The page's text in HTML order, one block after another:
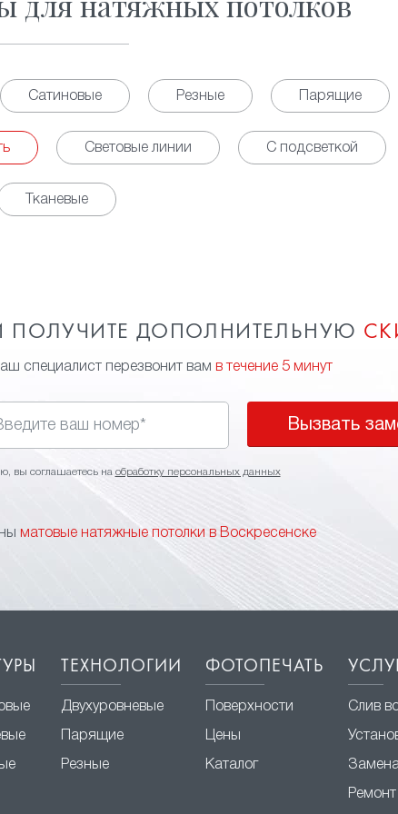
Сатиновые Резные Парящие
Световые линии С подсветкой
Тканевые
ПОЛУЧИТЕ ДОПОЛНИТЕЛЬНУЮ
специалист перезвонит вам в течение 5 минут
Вызвать
вы соглашаетесь на обработку персональных данных
матовые натяжные потолки в Воскресенске
ТЕХНОЛОГИИ
Двухуровневые
Парящие
Резные
ФОТОПЕЧАТЬ
Поверхности
Цены
Каталог
Слив
Ремонт